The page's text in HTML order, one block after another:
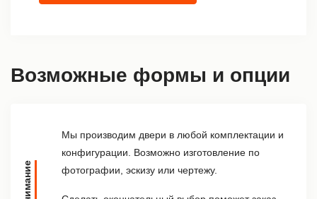
Возможные формы и опции
Внимание
Мы производим двери в любой комплектации и
конфигурации. Возможно изготовление по
фотографии, эскизу или чертежу.